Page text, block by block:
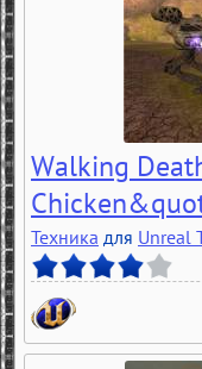
Walking
Техника для Unreal